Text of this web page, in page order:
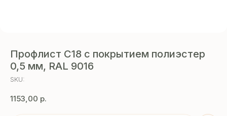
Профлист C18 с покрытием полиэстер
0,5 мм, RAL 9016
SKU:
1153,00 р.